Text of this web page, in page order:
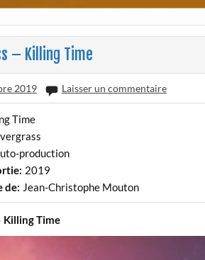
– Killing Time
2019 Laisser un commentaire
Time
production
2019
de: Jean-Christophe Mouton
Killing Time